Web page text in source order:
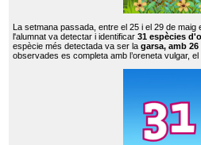
La setmana passada, entre el 25 i el 29 de
l'alumnat va detectar i identificar 31 espècies
espècie més detectada va ser la garsa, amb
observades es completa amb l’oreneta vulgar,